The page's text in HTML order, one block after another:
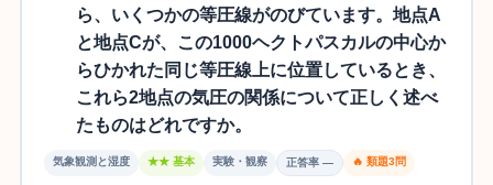
ら、いくつかの等圧線がのびています。地点A
と地点Cが、この1000ヘクトパスカルの中心か
らひかれた同じ等圧線上に位置しているとき、
これら2地点の気圧の関係について正しく述べ
たものはどれですか。
気象観測と湿度 ★★ 基本 実験・観察 正答率 — 🔥 類題3問